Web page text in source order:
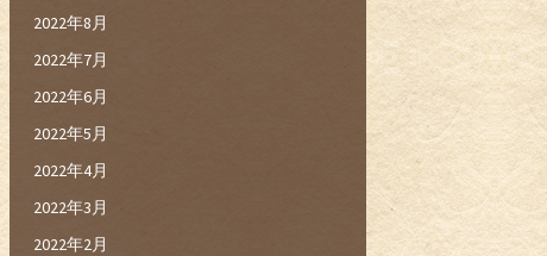
2022年8月
2022年7月
2022年6月
2022年5月
2022年4月
2022年3月
2022年2月